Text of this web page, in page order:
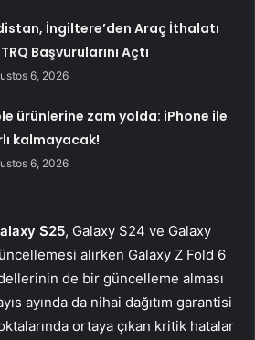
İngiltere’den Araç İthalatı
Başvurularını Açtı
6, 2026
ürünlerine zam yolda: iPhone ile
kalmayacak!
6, 2026
S25, Galaxy S24 ve Galaxy
alırken Galaxy Z Fold 6
de bir güncelleme alması
ayında da nihai dağıtım garantisi
ortaya çıkan kritik hatalar